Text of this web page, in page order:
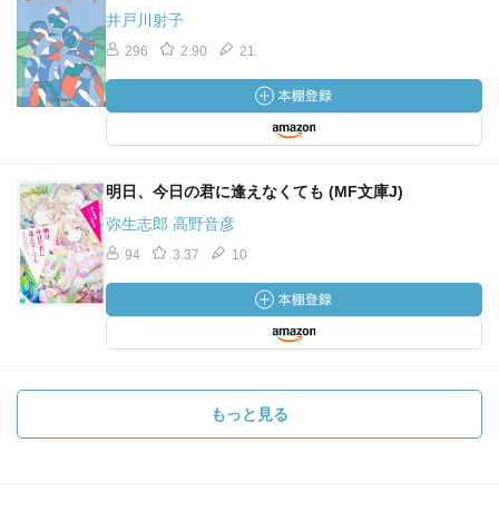
井戸川射子
296 2.90 21
明日、今日の君に逢えなくても (MF文庫J)
弥生志郎 高野音彦
94 3.37 10
もっと見る